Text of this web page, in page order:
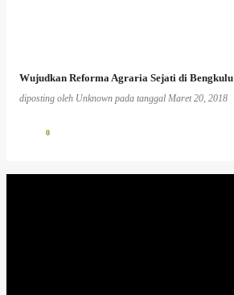
Wujudkan Reforma Agraria Sejati di Bengkulu
diposting oleh Unknown pada tanggal Maret 20, 2018
0